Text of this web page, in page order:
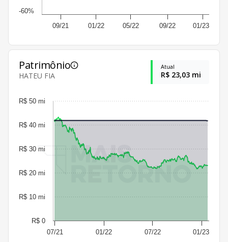
09/21 01/22 05/22 09/22 01/23
-60%
Patrimônio
HATEU FIA
Atual
R$ 23,03 mi
07/21 01/22 07/22 01/23
R$ 0
R$ 10 mi
R$ 20 mi
R$ 30 mi
R$ 40 mi
R$ 50 mi